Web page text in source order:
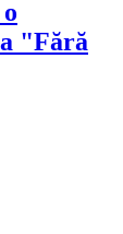
"Fără